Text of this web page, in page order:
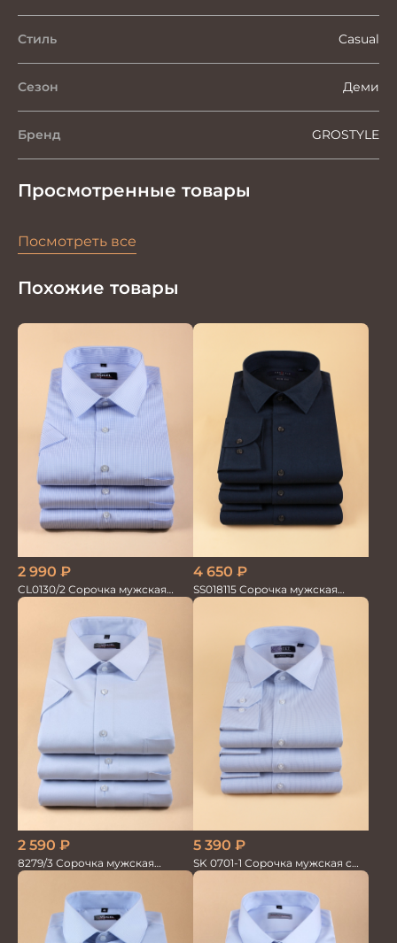
Стиль Casual
Сезон Деми
Бренд GROSTYLE
Просмотренные товары
Посмотреть все
Похожие товары
2 990 ₽
CL0130/2 Сорочка мужская
кор.рукав
4 650 ₽
SS018115 Сорочка мужская
GROSTYLE PRIME
2 590 ₽
8279/3 Сорочка мужская
кор.рукав
5 390 ₽
SK 0701-1 Сорочка мужская с
шёлком